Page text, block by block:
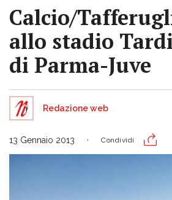
Calcio/
allo stadio
di Parma-Juve
Redazione web
13 Gennaio 2013 Condividi